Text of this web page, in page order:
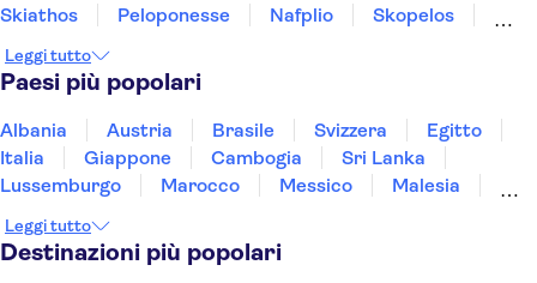
Skiathos
Peloponesse Nafplio
Skopelos
Leggi tutto
Paesi più popolari
Albania Austria Brasile Svizzera
Egitto
Italia
Giappone Cambogia
Sri Lanka
Lussemburgo
Marocco Messico
Malesia
Tunisia
Turchia Vietnam
Leggi tutto
Destinazioni più popolari